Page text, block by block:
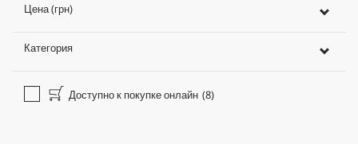
Цена (грн)
Категория
Доступно к покупке онлайн (8)